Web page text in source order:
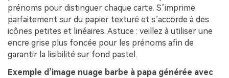
prénoms pour distinguer chaque carte. S’imprime
parfaitement sur du papier texturé et s’accorde à des
icônes petites et linéaires. Astuce : veillez à utiliser une
encre grise plus foncée pour les prénoms afin de
garantir la lisibilité sur fond pastel.
Exemple d’image nuage barbe à papa générée avec